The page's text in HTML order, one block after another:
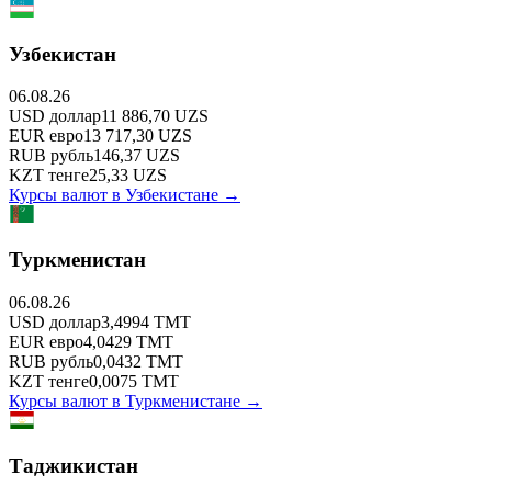
Узбекистан
06.08.26
USD доллар11 886,70 UZS
EUR евро13 717,30 UZS
RUB рубль146,37 UZS
KZT тенге25,33 UZS
Курсы валют в Узбекистане →
Туркменистан
06.08.26
USD доллар3,4994 TMT
EUR евро4,0429 TMT
RUB рубль0,0432 TMT
KZT тенге0,0075 TMT
Курсы валют в Туркменистане →
Таджикистан